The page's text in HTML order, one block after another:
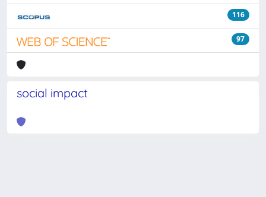
116
97
social impact